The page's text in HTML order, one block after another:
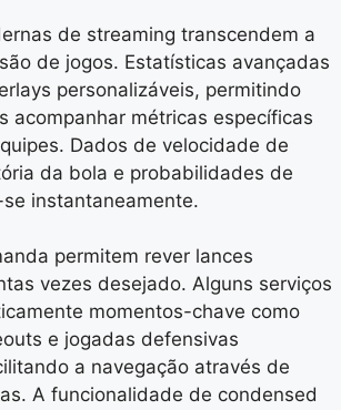
de streaming transcendem a
de jogos. Estatísticas avançadas
personalizáveis, permitindo
acompanhar métricas específicas
Dados de velocidade de
da bola e probabilidades de
instantaneamente.
permitem rever lances
vezes desejado. Alguns serviços
momentos-chave como
e jogadas defensivas
a navegação através de
A funcionalidade de condensed